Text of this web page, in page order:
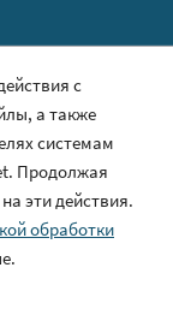
с
а также
системам
Продолжая
эти действия.
обработки